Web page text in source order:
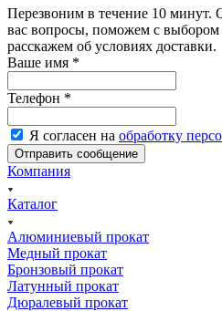
Перезвоним в течение 10 минут.
вас вопросы, поможем с выбором
расскажем об условиях доставки.
Ваше имя *
Телефон *
Я согласен на обработку
Компания
Каталог
Алюминиевый прокат
Медный прокат
Бронзовый прокат
Латунный прокат
Дюралевый прокат